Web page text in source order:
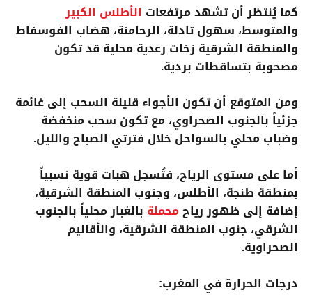
كما يُنتظر أن تشهد مرتفعات الأطلس الكبير
والمتوسط، سهول تادلة، الرحامنة، هضاب الفوسفاط
والمنطقة الشرقية زخات رعدية محلية قد تكون
مصحوبة بتساقطات بردية.
ومن المتوقع أن تكون الأجواء قليلة السحب إلى غائمة
جزئياً بالجنوب الصحراوي، مع تكون سحب منخفضة
وضباب محلي بالسواحل خلال فترتي الصباح والليل.
أما على مستوى الرياح، فتُسجل هبات قوية نسبياً
بمنطقة طنجة، الأطلس، وجنوب المنطقة الشرقية،
إضافة إلى ظهور رياحمحملة بالغبار محلياً بالجنوب
الشرقي، جنوب المنطقة الشرقية، والأقاليم
الصحراوية.
درجات الحرارة في المغرب: